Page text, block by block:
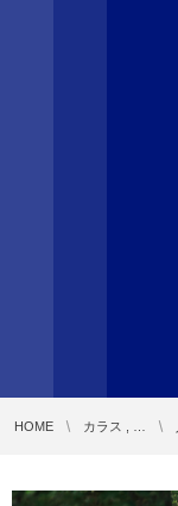
HOME カラス , …